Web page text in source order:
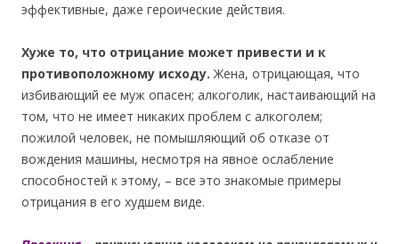
эффективные, даже героические действия.
Хуже то, что отрицание может привести и к
противоположному исходу.Жена, отрицающая, что
избивающий ее муж опасен; алкоголик, настаивающий на
том, что не имеет никаких проблем с алкоголем;
пожилой человек, не помышляющий об отказе от
вождения машины, несмотря на явное ослабление
способностей к этому, – все это знакомые примеры
отрицания в его худшем виде.